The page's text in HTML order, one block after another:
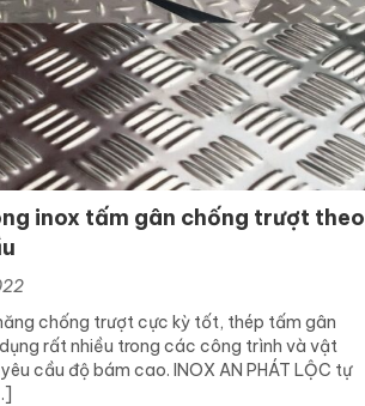
inox tấm gân chống trượt theo
chống trượt cực kỳ tốt, thép tấm gân
rất nhiều trong các công trình và vật
cầu độ bám cao. INOX AN PHÁT LỘC tự